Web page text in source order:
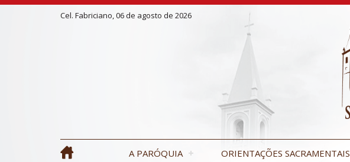
Cel. Fabriciano, 06 de agosto de 2026
A PARÓQUIA ORIENTAÇÕES SACRAMENTAIS